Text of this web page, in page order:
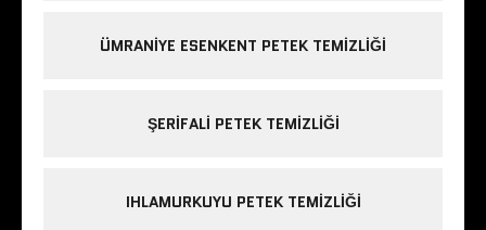
ÜMRANIYE ESENKENT PETEK TEMIZLIĞI
ŞERIFALI PETEK TEMIZLIĞI
IHLAMURKUYU PETEK TEMIZLIĞI